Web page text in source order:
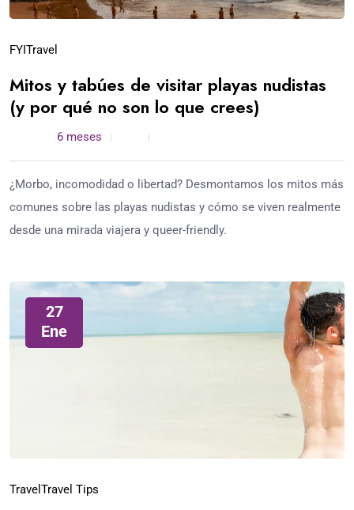
FYITravel
Mitos y tabúes de visitar playas nudistas
(y por qué no son lo que crees)
6 meses
¿Morbo, incomodidad o libertad? Desmontamos los mitos más
comunes sobre las playas nudistas y cómo se viven realmente
desde una mirada viajera y queer-friendly.
27
Ene
Travel Travel Tips